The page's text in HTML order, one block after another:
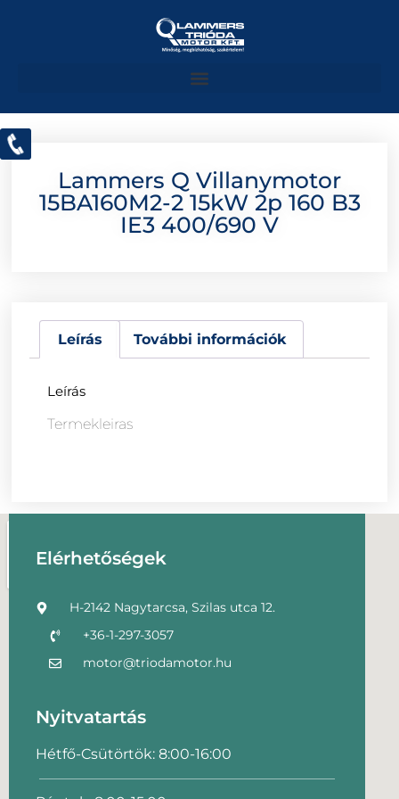
Lammers Q Villanymotor
15BA160M2-2 15kW 2p 160 B3
IE3 400/690 V
Leírás További információk
Leírás
Termekleiras
Elérhetőségek
H-2142 Nagytarcsa, Szilas utca 12.
+36-1-297-3057
motor@triodamotor.hu
Nyitvatartás
Hétfő-Csütörtök: 8:00-16:00